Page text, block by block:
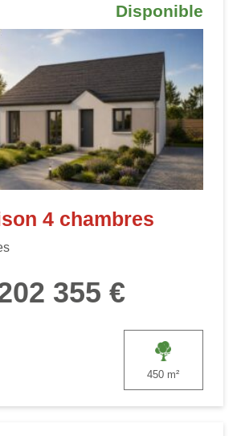
Disponible
4 chambres
355 €
450 m²